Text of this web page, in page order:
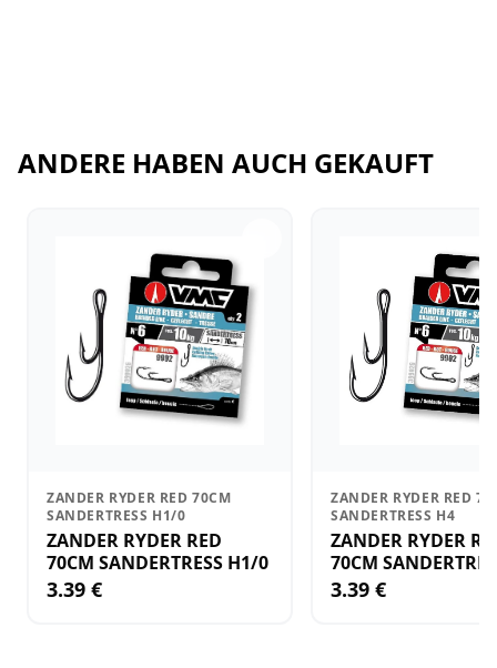
ANDERE HABEN AUCH GEKAUFT
ZANDER RYDER RED 70CM
SANDERTRESS H1/0
ZANDER RYDER RED
70CM SANDERTRESS H1/0
3.39 €
ZANDER RYDER RED
SANDERTRESS H4
ZANDER RYDER
70CM
3.39 €